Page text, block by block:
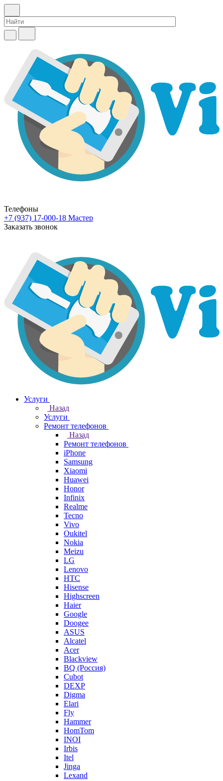
Телефоны
+7 (937) 17-000-18 Мастер
Заказать звонок
Услуги
Назад
Услуги
Ремонт телефонов
Назад
Ремонт телефонов
iPhone
Samsung
Xiaomi
Huawei
Honor
Infinix
Realme
Tecno
Vivo
Oukitel
Nokia
Meizu
LG
Lenovo
HTC
Hisense
Highscreen
Haier
Google
Doogee
ASUS
Alcatel
Acer
Blackview
BQ (Россия)
Cubot
DEXP
Digma
Elari
Fly
Hammer
HomTom
INOI
Irbis
Itel
Jinga
Lexand